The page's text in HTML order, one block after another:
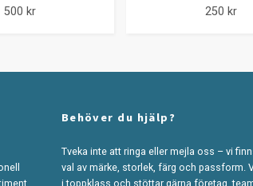
500 kr 250 kr
Behöver du hjälp?
Tveka inte att ringa eller mejla oss – vi
val av märke, storlek, färg och passform.
i toppklass och stöttar gärna företag,